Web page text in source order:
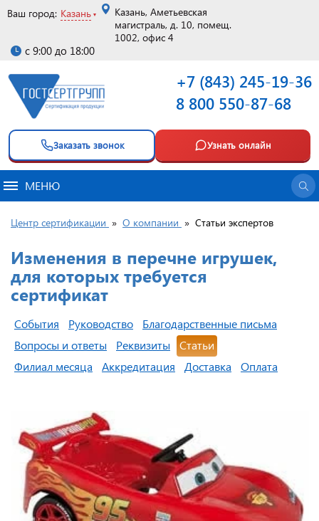
Ваш город: Казань
Казань, Аметьевская
магистраль, д. 10, помещ.
1002, офис 4
с 9:00 до 18:00
+7 (843) 245-19-36
8 800 550-87-68
Заказать звонок Узнать онлайн
МЕНЮ
Центр сертификации » О компании » Статьи экспертов
Изменения в перечне игрушек,
для которых требуется
сертификат
События Руководство
Благодарственные письма
Вопросы и ответы
Реквизиты
Статьи
Филиал месяца
Аккредитация Доставка Оплата